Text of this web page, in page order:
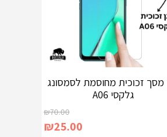
מסך זכוכית מחוסמת לסמסונג
גלקסי A06
₪70.00
₪25.00